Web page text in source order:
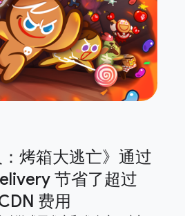
：烤箱大逃亡》通过
节省了超过
费用